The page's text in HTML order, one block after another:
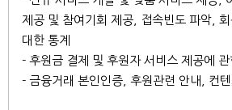
제공 및 참여기회 제공, 접속빈도 파악, 회
대한 통계
- 후원금 결제 및 후원자 서비스 제공에
- 금융거래 본인인증, 후원관련 안내, 컨